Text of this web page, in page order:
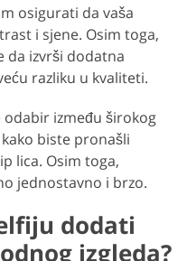
osigurati da vaša
i sjene. Osim toga,
da izvrši dodatna
razliku u kvaliteti.
odabir između širokog
biste pronašli
lica. Osim toga,
jednostavno i brzo.
dodati
izgleda?